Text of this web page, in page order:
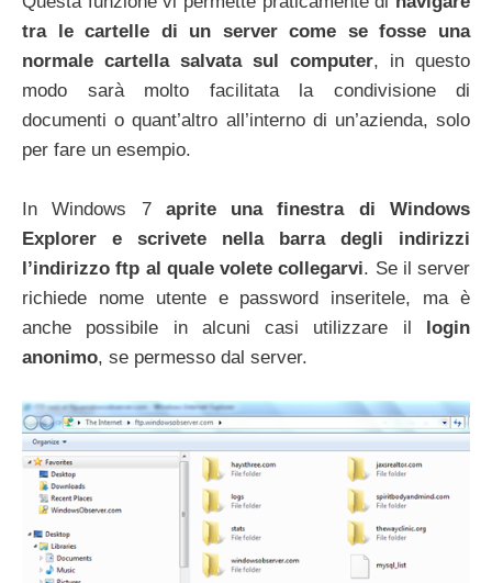
tra le cartelle di un server come se fosse una
normale cartella salvata sul computer, in questo
modo sarà molto facilitata la condivisione di
documenti o quant’altro all’interno di un’azienda, solo
per fare un esempio.
In Windows 7 aprite una finestra di Windows
Explorer e scrivete nella barra degli indirizzi
l’indirizzo ftp al quale volete collegarvi. Se il server
richiede nome utente e password inseritele, ma è
anche possibile in alcuni casi utilizzare il login
anonimo, se permesso dal server.